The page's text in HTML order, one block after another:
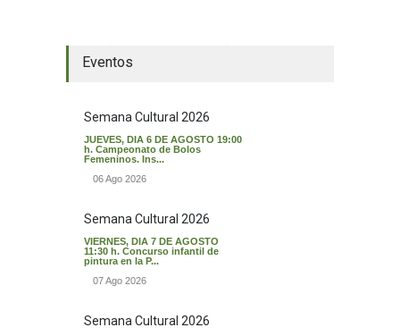
Eventos
Semana Cultural 2026
JUEVES, DIA 6 DE AGOSTO 19:00
h. Campeonato de Bolos
Femeninos. Ins...
06 Ago 2026
Semana Cultural 2026
VIERNES, DIA 7 DE AGOSTO
11:30 h. Concurso infantil de
pintura en la P...
07 Ago 2026
Semana Cultural 2026